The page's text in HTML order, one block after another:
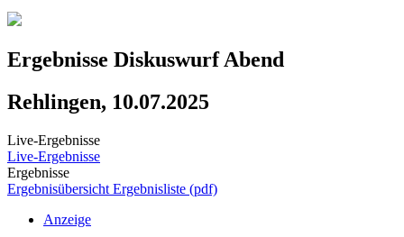
Ergebnisse Diskuswurf Abend
Rehlingen, 10.07.2025
Live-Ergebnisse
Live-Ergebnisse
Ergebnisse
Ergebnisübersicht Ergebnisliste (pdf)
Anzeige